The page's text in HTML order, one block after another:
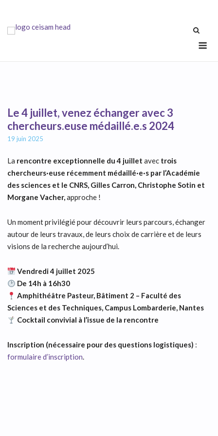
content
Le 4 juillet, venez échanger avec 3
chercheurs.euse médaillé.e.s 2024
19 juin 2025
La rencontre exceptionnelle du 4 juillet avec trois
chercheurs·euse récemment médaillé·e·s par l’Académie
des sciences et le CNRS, Gilles Carron, Christophe Sotin et
Morgane Vacher,approche !
Un moment privilégié pour découvrir leurs parcours, échanger
autour de leurs travaux, de leurs choix de carrière et de leurs
visions de la recherche aujourd’hui.
Vendredi 4 juillet 2025
De 14h à 16h30
Amphithéâtre Pasteur, Bâtiment 2 – Faculté des
Sciences et des Techniques, Campus Lombarderie, Nantes
Cocktail convivial à l’issue de la rencontre
Inscription (nécessaire pour des questions logistiques) :
formulaire d’inscription.